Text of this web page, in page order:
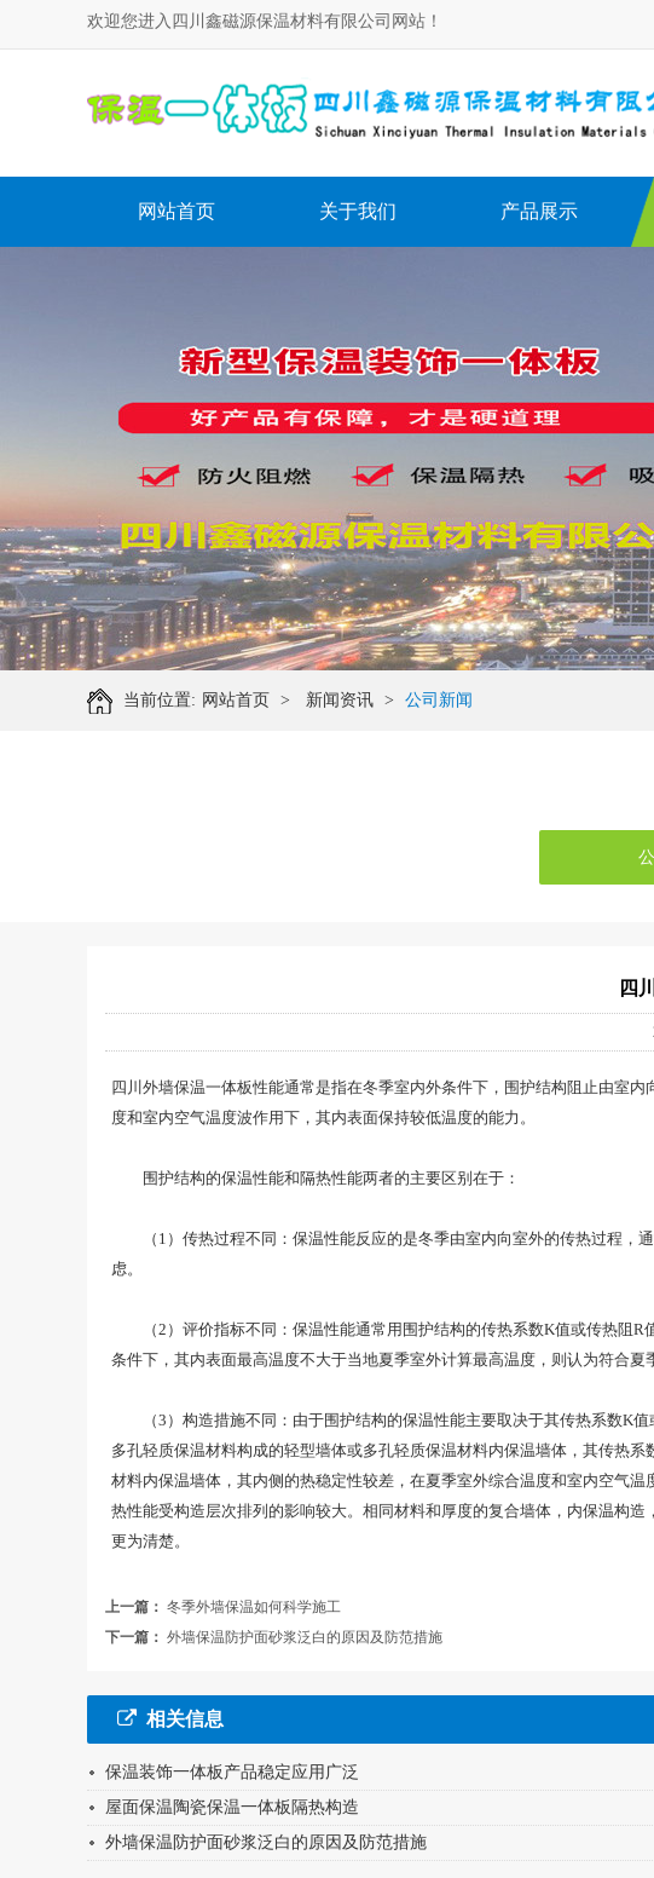
欢迎您进入四川鑫磁源保温材料有限公司网站！
网站首页 关于我们 产品展示
当前位置: 网站首页 > 新闻资讯 > 公司新闻
四
四川外墙保温一体板性能通常是指在冬季室内外条件下，围护结构阻止由室
度和室内空气温度波作用下，其内表面保持较低温度的能力。
围护结构的保温性能和隔热性能两者的主要区别在于：
（1）传热过程不同：保温性能反应的是冬季由室内向室外的传热过程，
虑。
（2）评价指标不同：保温性能通常用围护结构的传热系数K值或传热阻R
条件下，其内表面最高温度不大于当地夏季室外计算最高温度，则认为符合夏
（3）构造措施不同：由于围护结构的保温性能主要取决于其传热系数K值
多孔轻质保温材料构成的轻型墙体或多孔轻质保温材料内保温墙体，其传热
材料内保温墙体，其内侧的热稳定性较差，在夏季室外综合温度和室内空气
热性能受构造层次排列的影响较大。相同材料和厚度的复合墙体，内保温构
更为清楚。
上一篇： 冬季外墙保温如何科学施工
下一篇： 外墙保温防护面砂浆泛白的原因及防范措施
相关信息
保温装饰一体板产品稳定应用广泛
屋面保温陶瓷保温一体板隔热构造
外墙保温防护面砂浆泛白的原因及防范措施